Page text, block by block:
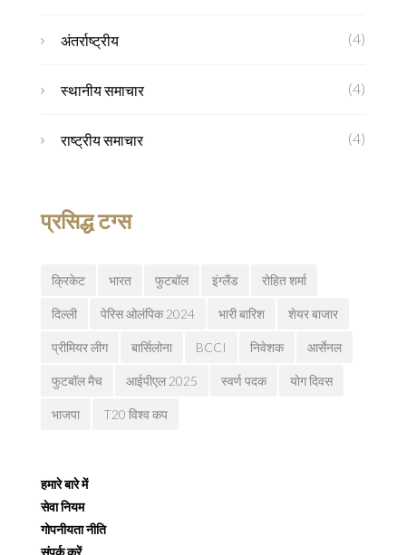
अंतर्राष्ट्रीय (4)
स्थानीय समाचार (4)
राष्ट्रीय समाचार (4)
प्रसिद्ध टग्स
क्रिकेट भारत फुटबॉल इंग्लैंड रोहित शर्मा
दिल्ली पेरिस ओलंपिक 2024 भारी बारिश शेयर बाजार
प्रीमियर लीग बार्सिलोना BCCI निवेशक आर्सेनल
फुटबॉल मैच आईपीएल 2025 स्वर्ण पदक योग दिवस
भाजपा T20 विश्व कप
हमारे बारे में
सेवा नियम
गोपनीयता नीति
संपर्क करें